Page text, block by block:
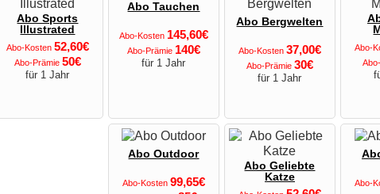
Abo Sports
Illustrated
Abo-Kosten 52,60€
Abo-Prämie 50€
für 1 Jahr
Abo Tauchen
Abo-Kosten 145,60€
Abo-Prämie 140€
für 1 Jahr
Abo Bergwelten
Abo-Kosten 37,00€
Abo-Prämie 30€
für 1 Jahr
Abo-
Abo Outdoor
Abo-Kosten 99,65€
Abo Geliebte
Katze
Abo-